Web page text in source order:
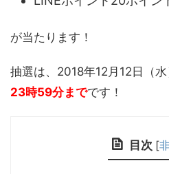
が当たります！
抽選は、2018年12月12日（水
23時59分までです！
目次 [